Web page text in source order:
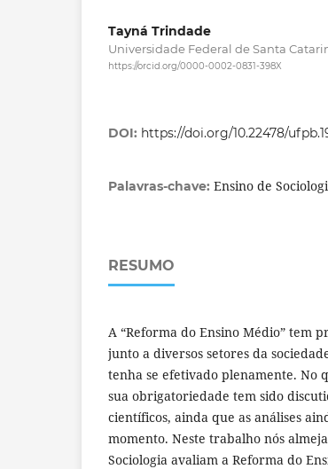
Tayná Trindade
Universidade Federal de Santa
https://orcid.org/0000-0002-0831-398X
DOI: https://doi.org/10.22478/
Palavras-chave: Ensino de
RESUMO
A “Reforma do Ensino Médio” tem
junto a diversos setores da
tenha se efetivado plenamente. No
sua obrigatoriedade tem sido
científicos, ainda que as análises
momento. Neste trabalho nós
Sociologia avaliam a Reforma do